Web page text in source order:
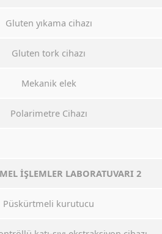
Gluten yıkama cihazı
Gluten tork cihazı
Mekanik elek
Polarimetre Cihazı
İŞLEMLER LABORATUVARI 2
Püskürtmeli kurutucu